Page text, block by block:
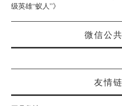
级英雄“蚁人”》
微信公
友情